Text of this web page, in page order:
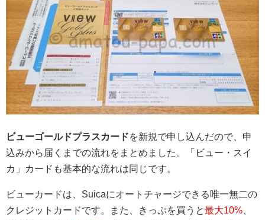
ビューゴールドプラスカードを新規で申し込んだので、申
込みから届くまでの流れをまとめました。「ビュー・スイ
カ」カードも基本的な流れは同じです。
ビューカードは、Suicaにオートチャージできる唯一無二の
クレジットカードです。また、きっぷを買うと最大10%